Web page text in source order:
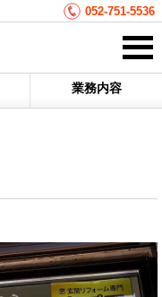
052-751-5536
業務内容